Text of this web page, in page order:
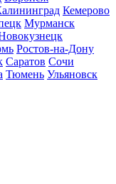
Кемерово
Мурманск
Ростов-на-Дону
Саратов Сочи
Тюмень Ульяновск